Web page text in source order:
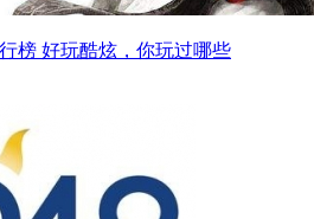
榜 好玩酷炫，你玩过哪些